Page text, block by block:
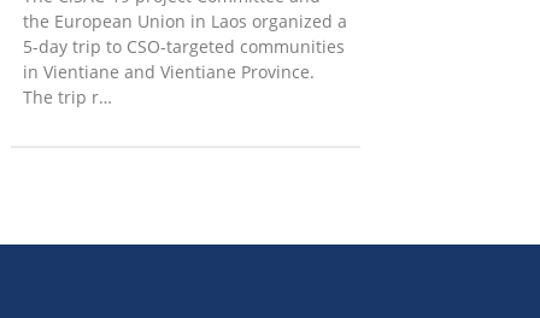
the European Union in Laos organized a
5-day trip to CSO-targeted communities
in Vientiane and Vientiane Province.
The trip r…